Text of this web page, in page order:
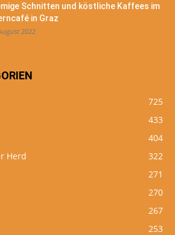
Schnitten und köstliche Kaffees im
in Graz
2022
725
433
404
Herd
322
271
270
267
253